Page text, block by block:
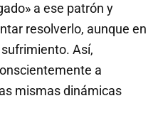
a ese patrón y
resolverlo, aunque en
Así,
a
mismas dinámicas